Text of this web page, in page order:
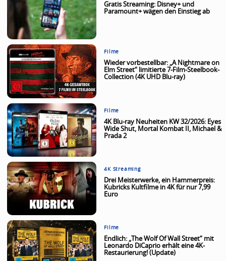
Gratis Streaming: Disney+ und
Paramount+ wägen den Einstieg ab
Filme
Wieder vorbestellbar: „A Nightmare on
Elm Street“ limitierte 7-Film-Steelbook-
Collection (4K UHD Blu-ray)
Filme
4K Blu-ray Neuheiten KW 32/2026: Eyes
Wide Shut, Mortal Kombat II, Michael &
Prada 2
4K Streaming
Drei Meisterwerke, ein Hammerpreis:
Kubricks Kultfilme in 4K für nur 7,99
Euro
Filme
Endlich: „The Wolf Of Wall Street“ mit
Leonardo DiCaprio erhält eine 4K-
Restaurierung! (Update)